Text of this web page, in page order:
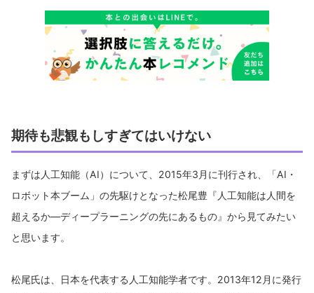
期待も悲観もしすぎてはいけない
まずは人工知能（AI）について、2015年3月に刊行され、「AI・
ロボット本ブーム」の先駆けとなった松尾豊『人工知能は人間を
超えるか―ディープラーニングの先にあるもの』から見てみたい
と思います。
松尾氏は、日本を代表する人工知能学者です。2013年12月に発行